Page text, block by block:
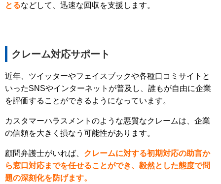
とるなどして、迅速な回収を支援します。
クレーム対応サポート
近年、ツイッターやフェイスブックや各種口コミサイトと
いったSNSやインターネットが普及し、誰もが自由に企業
を評価することができるようになっています。
カスタマーハラスメントのような悪質なクレームは、企業
の信頼を大きく損なう可能性があります。
顧問弁護士がいれば、 クレームに対する初期対応の助言か
ら窓口対応までを任せることができ、毅然とした態度で問
題の深刻化を防げます。